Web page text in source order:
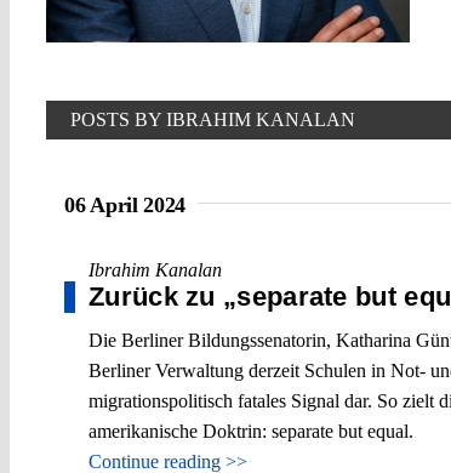
POSTS BY IBRAHIM KANALAN
06 April 2024
Ibrahim Kanalan
Zurück zu „separate but
Die Berliner Bildungssenatorin, Katharina
Berliner Verwaltung derzeit Schulen in Not-
migrationspolitisch fatales Signal dar. So zielt
amerikanische Doktrin: separate but equal.
Continue reading >>